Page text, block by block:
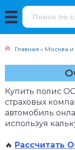
Главная » Москва и
Купить полис
страховых
автомобиль
используя
🔥 Рассчитать